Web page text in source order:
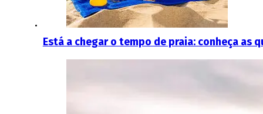
Está a chegar o tempo de praia: conheça as